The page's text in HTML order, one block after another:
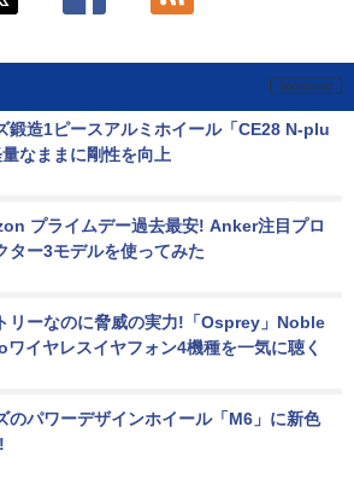
鍛造1ピースアルミホイール「CE28 N-plu
なままに剛性を向上
プライムデー過去最安! Anker注目プロ
ター3モデルを使ってみた
リーなのに脅威の実力!「Osprey」Noble
イヤレスイヤフォン4機種を一気に聴く
のパワーデザインホイール「M6」に新色